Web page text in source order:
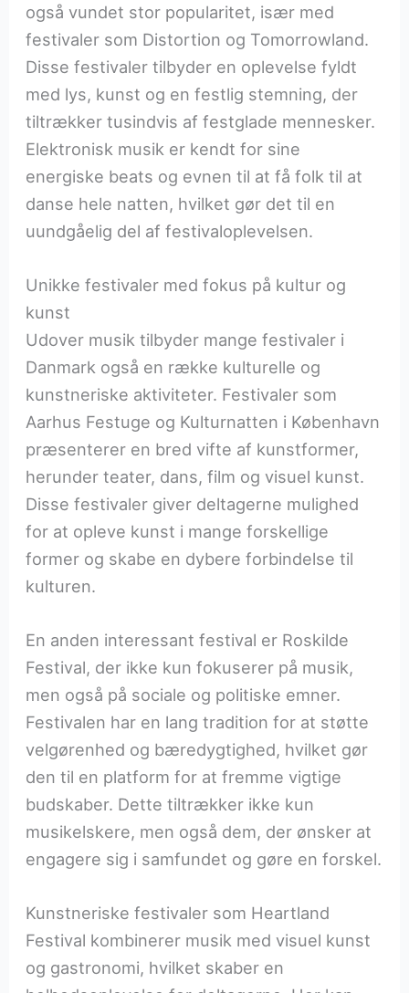
også vundet stor popularitet, især med
festivaler som Distortion og Tomorrowland.
Disse festivaler tilbyder en oplevelse fyldt
med lys, kunst og en festlig stemning, der
tiltrækker tusindvis af festglade mennesker.
Elektronisk musik er kendt for sine
energiske beats og evnen til at få folk til at
danse hele natten, hvilket gør det til en
uundgåelig del af festivaloplevelsen.
Unikke festivaler med fokus på kultur og
kunst
Udover musik tilbyder mange festivaler i
Danmark også en række kulturelle og
kunstneriske aktiviteter. Festivaler som
Aarhus Festuge og Kulturnatten i København
præsenterer en bred vifte af kunstformer,
herunder teater, dans, film og visuel kunst.
Disse festivaler giver deltagerne mulighed
for at opleve kunst i mange forskellige
former og skabe en dybere forbindelse til
kulturen.
En anden interessant festival er Roskilde
Festival, der ikke kun fokuserer på musik,
men også på sociale og politiske emner.
Festivalen har en lang tradition for at støtte
velgørenhed og bæredygtighed, hvilket gør
den til en platform for at fremme vigtige
budskaber. Dette tiltrækker ikke kun
musikelskere, men også dem, der ønsker at
engagere sig i samfundet og gøre en forskel.
Kunstneriske festivaler som Heartland
Festival kombinerer musik med visuel kunst
og gastronomi, hvilket skaber en